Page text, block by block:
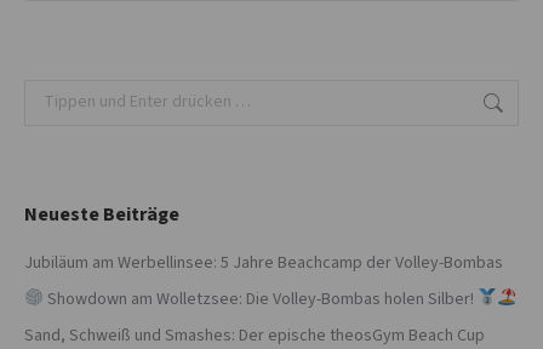
Search:
Neueste Beiträge
Jubiläum am Werbellinsee: 5 Jahre Beachcamp der Volley-Bombas
Showdown am Wolletzsee: Die Volley-Bombas holen Silber!
Sand, Schweiß und Smashes: Der epische theosGym Beach Cup